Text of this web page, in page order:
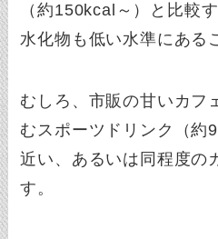
（約150kcal～）と比較
水化物も低い水準にある
むしろ、市販の甘いカフ
むスポーツドリンク（約
近い、あるいは同程度の
す。